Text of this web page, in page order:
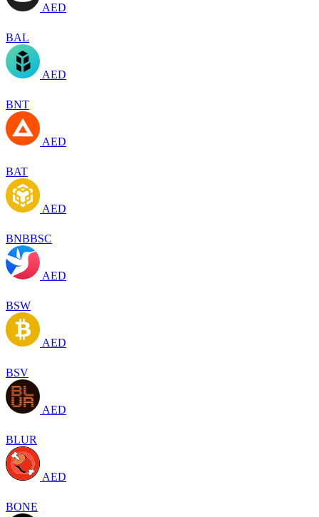
AED
BAL
AED
BNT
AED
BAT
AED
BNBBSC
AED
BSW
AED
BSV
AED
BLUR
AED
BONE